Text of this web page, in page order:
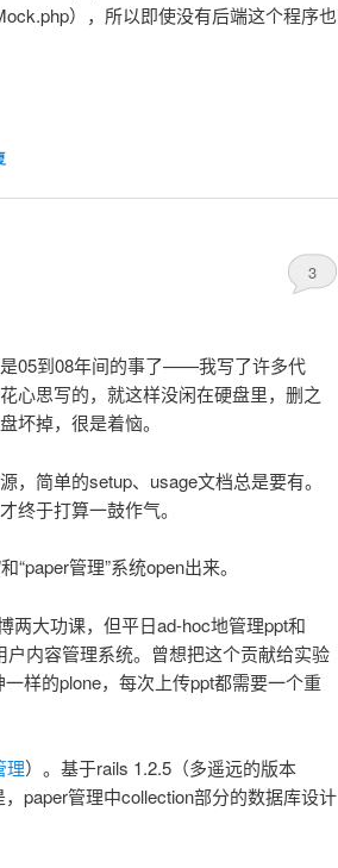
），所以即使没有后端这个程序也
3
05到08年间的事了——我写了许多代
心思写的，就这样没闲在硬盘里，删之
坏掉，很是着恼。
简单的setup、usage文档总是要有。
终于打算一鼓作气。
管理”系统open出来。
两大功课，但平日ad-hoc地管理ppt和
内容管理系统。曾想把这个贡献给实验
样的plone，每次上传ppt都需要一个重
理）。基于rails 1.2.5（多遥远的版本
paper管理中collection部分的数据库设计